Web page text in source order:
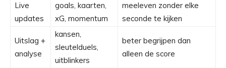
Live
updates
goals, kaarten,
xG, momentum
meeleven zonder elke
seconde te kijken
Uitslag +
analyse
kansen,
sleutelduels,
uitblinkers
beter begrijpen dan
alleen de score